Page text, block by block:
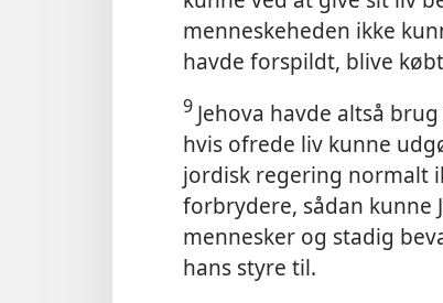
menneskeheden ikke
havde forspildt, blive
9 Jehova havde altså
hvis ofrede liv kunne
jordisk regering normalt
forbrydere, sådan kunne
mennesker og stadig
hans styre til.